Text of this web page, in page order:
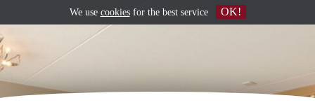
We use cookiesfor the best service OK!